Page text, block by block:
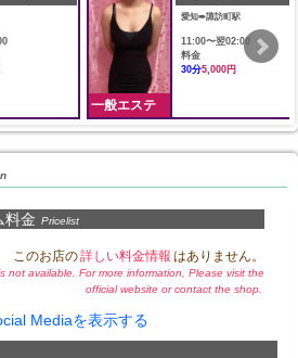
一般エステ
愛知➠諏訪町駅
11:00〜翌02:00
料金
30分
5,000円
料金 Pricelist
このお店の詳しい料金情報 はありません。
not available. For more information, Please visit the
official website or contact the shop.
Mediaを表示する